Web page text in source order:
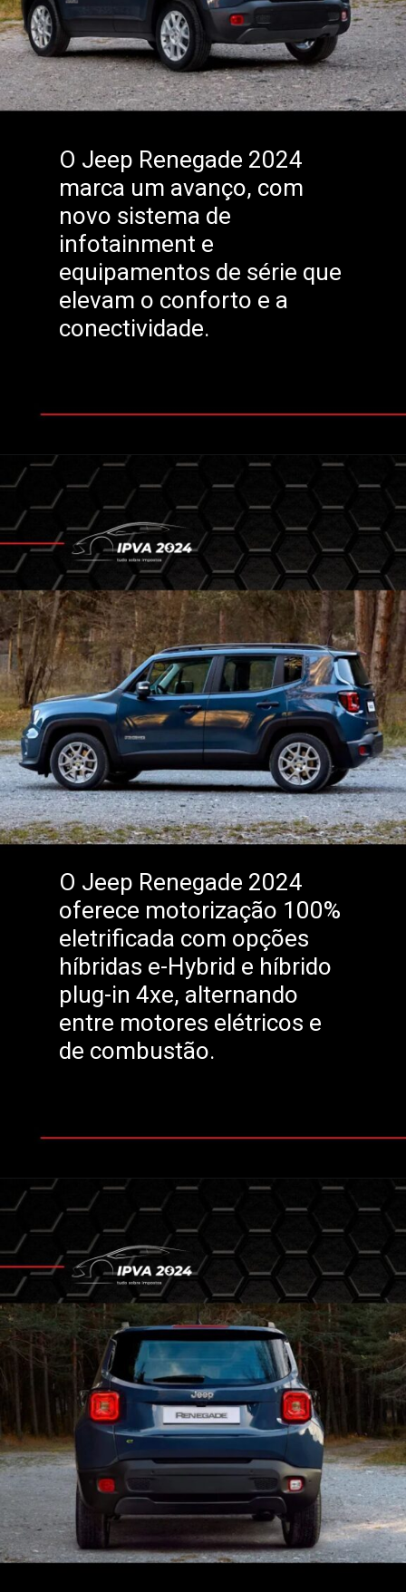
O Jeep Renegade 2024
marca um avanço, com
novo sistema de
infotainment e
equipamentos de série que
elevam o conforto e a
conectividade.
O Jeep Renegade 2024
oferece motorização 100%
eletrificada com opções
híbridas e-Hybrid e híbrido
plug-in 4xe, alternando
entre motores elétricos e
de combustão.